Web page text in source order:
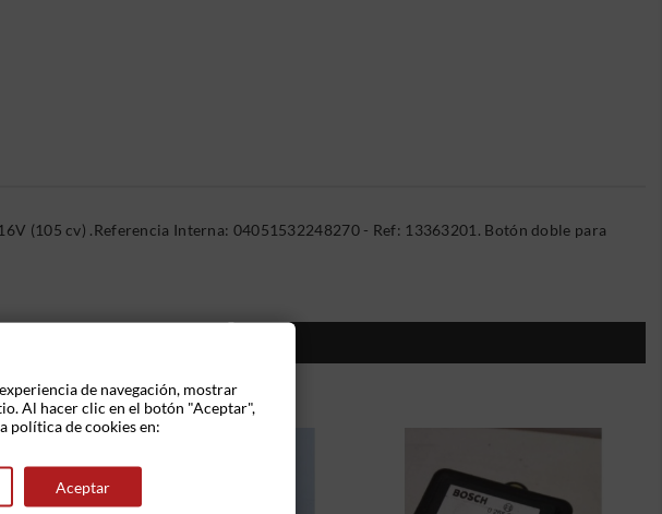
(105 cv) .Referencia Interna: 04051532248270 - Ref: 13363201. Botón doble para
de navegación, mostrar
Al hacer clic en el botón "Aceptar",
política de cookies en:
Aceptar